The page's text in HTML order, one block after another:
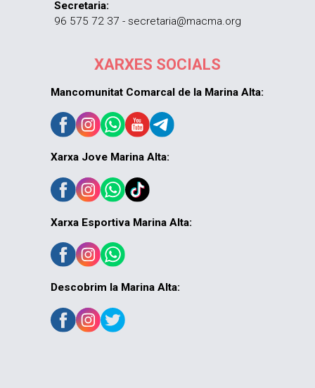
Secretaria:
96 575 72 37 - secretaria@macma.org
XARXES SOCIALS
Mancomunitat Comarcal de la Marina Alta:
Xarxa Jove Marina Alta:
Xarxa Esportiva Marina Alta:
Descobrim la Marina Alta: